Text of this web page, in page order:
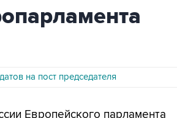
на пост председателя
Европейского парламента